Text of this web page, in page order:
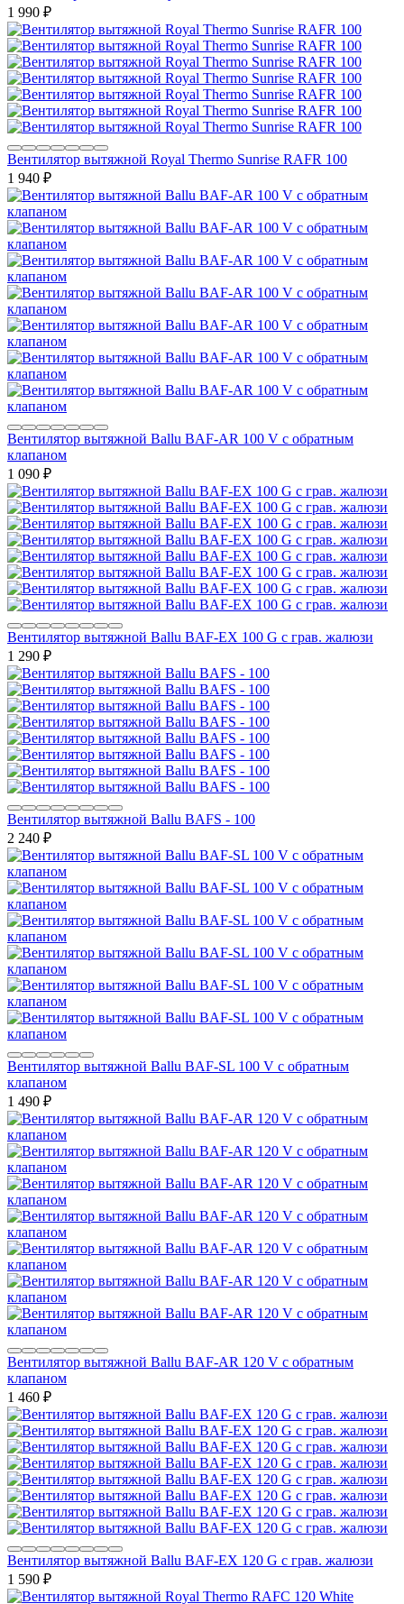
1 990 ₽
Вентилятор вытяжной Royal Thermo Sunrise RAFR 100
1 940 ₽
Вентилятор вытяжной Ballu BAF-AR 100 V с обратным
клапаном
1 090 ₽
Вентилятор вытяжной Ballu BAF-EX 100 G с грав. жалюзи
1 290 ₽
Вентилятор вытяжной Ballu BAFS - 100
2 240 ₽
Вентилятор вытяжной Ballu BAF-SL 100 V с обратным
клапаном
1 490 ₽
Вентилятор вытяжной Ballu BAF-AR 120 V с обратным
клапаном
1 460 ₽
Вентилятор вытяжной Ballu BAF-EX 120 G с грав. жалюзи
1 590 ₽